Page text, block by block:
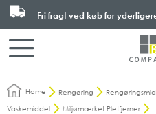
Fri fragt ved køb for
Home Rengøring
Vaskemiddel
Miljømærket Pletfjerner